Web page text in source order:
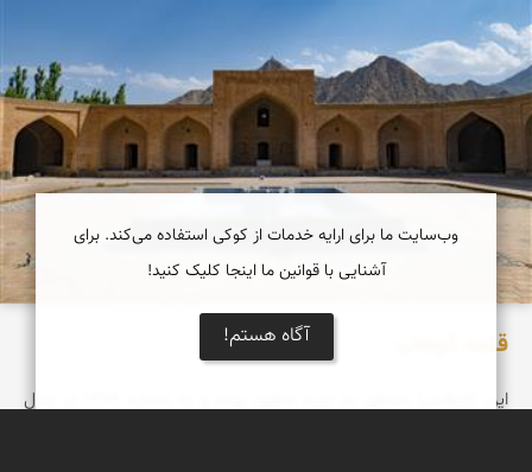
قلعه كوهاب
این کاروانسرا متعلق به دوره صفوی بوده و به شماره ۱۴۸۹ در سال
وب‌سایت ما برای ارایه خدمات از کوکی استفاده می‌کند. برای
آشنایی با قوانین ما اینجا کلیک کنید!
آگاه هستم!